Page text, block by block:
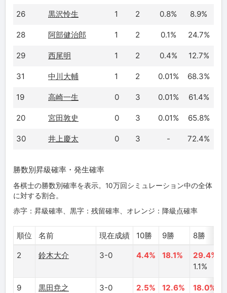
26 黒沢怜生 1 2 0.8% 8.9%
28 阿部健治郎 1 2 0.1% 24.7%
29 西尾明 1 2 0.4% 12.7%
31 中川大輔 1 2 0.01% 68.3%
19 高崎一生 0 3 0.01% 61.4%
20 宮田敦史 0 3 0.01% 65.8%
30 井上慶太 0 3 - 72.4%
勝数別昇級確率・発生確率
各棋士の勝数別確率を表示。10万回シミュレーション中の全体
に対する割合。
赤字：昇級確率、黒字：残留確率、オレンジ：降級点確率
順位 名前 現在成績 10勝 9勝 8勝
2 鈴木大介 3-0 4.4% 18.1%
29.4%
1.1%
9 黒田尭之 3-0 2.5%
12.6%
18.0%